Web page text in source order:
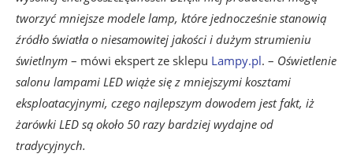
tworzyć mniejsze modele lamp, które jednocześnie stanowią
źródło światła o niesamowitej jakości i dużym strumieniu
świetlnym – mówi ekspert ze sklepu Lampy.pl. – Oświetlenie
salonu lampami LED wiąże się z mniejszymi kosztami
eksploatacyjnymi, czego najlepszym dowodem jest fakt, iż
żarówki LED są około 50 razy bardziej wydajne od
tradycyjnych.